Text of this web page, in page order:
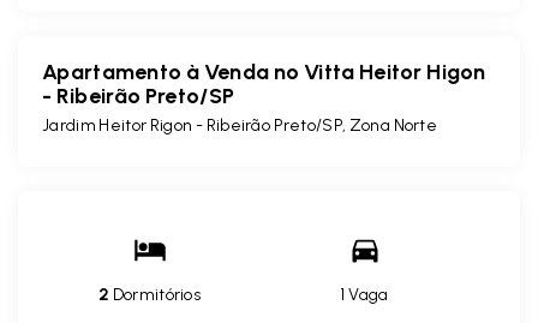
Apartamento à Venda no Vitta Heitor Higon
- Ribeirão Preto/SP
Jardim Heitor Rigon - Ribeirão Preto/SP, Zona Norte
2 Dormitórios 1 Vaga